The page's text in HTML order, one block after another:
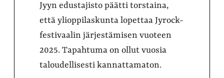
Jyyn edustajisto päätti torstaina,
että ylioppilaskunta lopettaa Jyrock-
festivaalin järjestämisen vuoteen
2025. Tapahtuma on ollut vuosia
taloudellisesti kannattamaton.